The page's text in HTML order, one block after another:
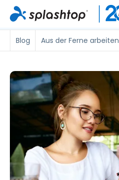
Blog Aus der Ferne arbeiten